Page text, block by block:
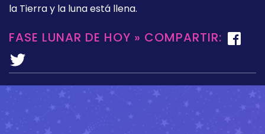
la Tierra y la luna está llena.
FASE LUNAR DE HOY » COMPARTIR: